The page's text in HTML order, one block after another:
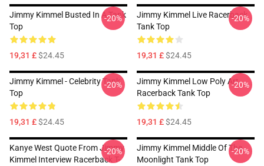
Jimmy Kimmel Busted In A Tank
Top
19,31 £$24.45
-20%
Jimmy Kimmel Live Racerback
Tank Top
19,31 £$24.45
-20%
Jimmy Kimmel - Celebrity Tank
Top
19,31 £$24.45
-20%
Jimmy Kimmel Low Poly Art
Racerback Tank Top
19,31 £$24.45
-20%
Kanye West Quote From Jimmy
Kimmel Interview Racerback T-
-20%
Jimmy Kimmel Middle Of The
Moonlight Tank Top
-20%